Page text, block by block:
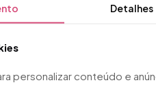
Detalhes
personalizar conteúdo e